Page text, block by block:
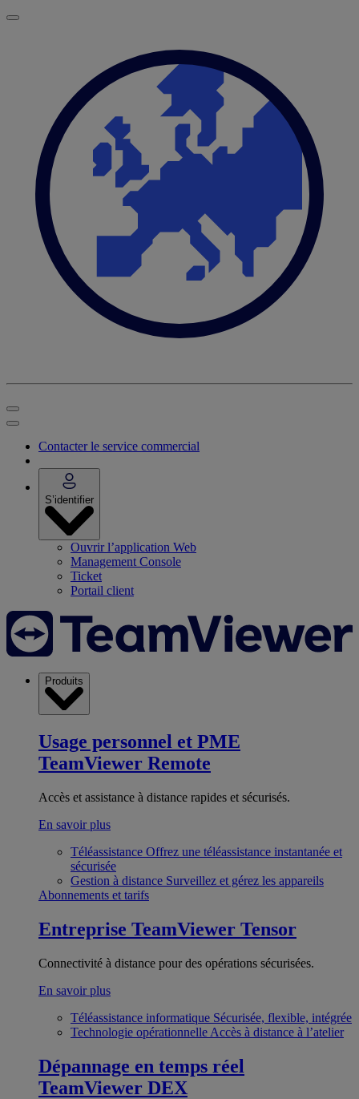
Contacter le service commercial
S’identifier
Ouvrir l’application Web
Management Console
Ticket
Portail client
Produits
Usage personnel et PME
TeamViewer Remote
Accès et assistance à distance rapides et sécurisés.
En savoir plus
Téléassistance Offrez une téléassistance instantanée et
sécurisée
Gestion à distance Surveillez et gérez les appareils
Abonnements et tarifs
Entreprise TeamViewer Tensor
Connectivité à distance pour des opérations sécurisées.
En savoir plus
Téléassistance informatique Sécurisée, flexible, intégrée
Technologie opérationnelle Accès à distance à l’atelier
Dépannage en temps réel
TeamViewer DEX